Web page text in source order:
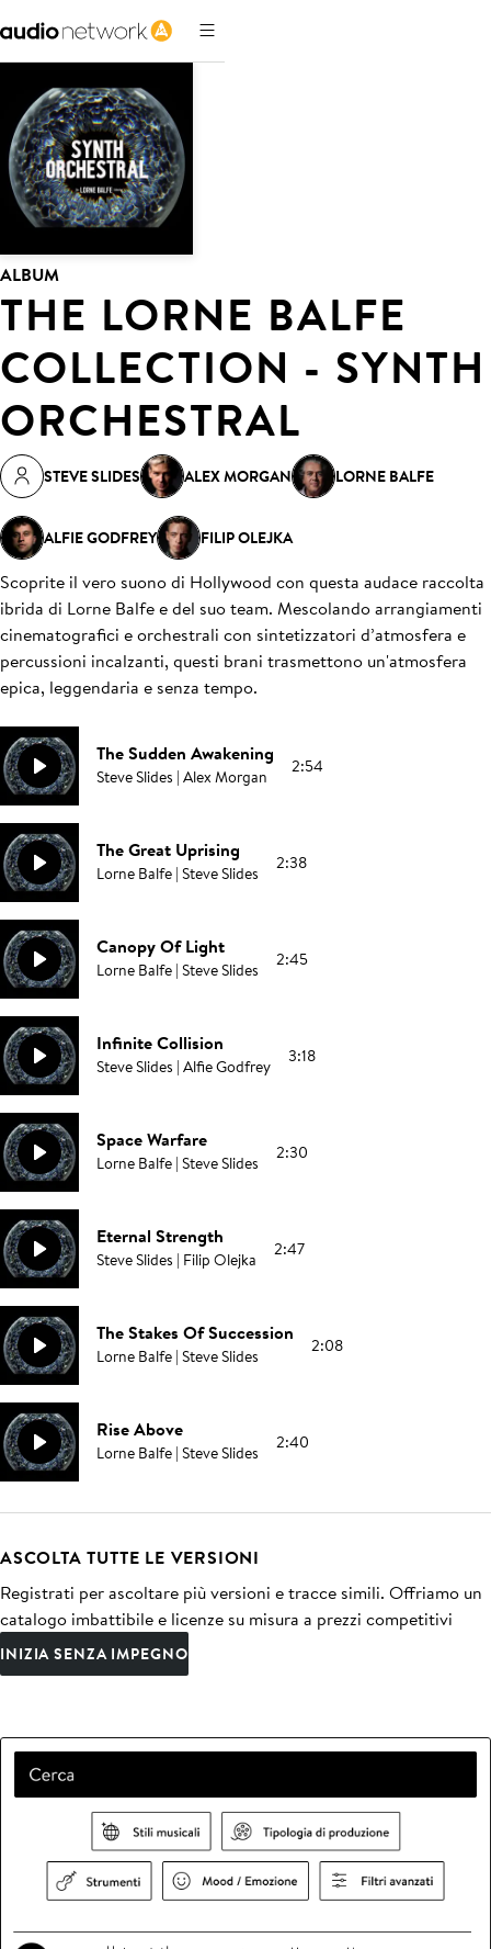
ALBUM
THE LORNE BALFE
COLLECTION - SYNTH
ORCHESTRAL
STEVE SLIDES ALEX MORGAN LORNE BALFE
ALFIE GODFREY FILIP OLEJKA
Scoprite il vero suono di Hollywood con questa audace raccolta
ibrida di Lorne Balfe e del suo team. Mescolando arrangiamenti
cinematografici e orchestrali con sintetizzatori d’atmosfera e
percussioni incalzanti, questi brani trasmettono un'atmosfera
epica, leggendaria e senza tempo.
The Sudden Awakening
Steve Slides | Alex Morgan 2:54
The Great Uprising
Lorne Balfe | Steve Slides 2:38
Canopy Of Light
Lorne Balfe | Steve Slides 2:45
Infinite Collision
Steve Slides | Alfie Godfrey 3:18
Space Warfare
Lorne Balfe | Steve Slides 2:30
Eternal Strength
Steve Slides | Filip Olejka 2:47
The Stakes Of Succession
Lorne Balfe | Steve Slides 2:08
Rise Above
Lorne Balfe | Steve Slides 2:40
ASCOLTA TUTTE LE VERSIONI
Registrati per ascoltare più versioni e tracce simili. Offriamo un
catalogo imbattibile e licenze su misura a prezzi competitivi
INIZIA SENZA IMPEGNO